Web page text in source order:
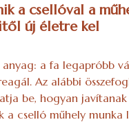
a csellóval a
új életre kel
a fa legapróbb
Az alábbi
be, hogyan
a cselló műhely munka